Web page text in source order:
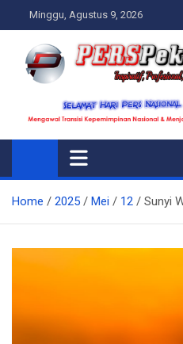
to
content
Minggu, Agustus 9, 2026
Ispiratif Profesional
Home 2025 Mei 12 Sunyi